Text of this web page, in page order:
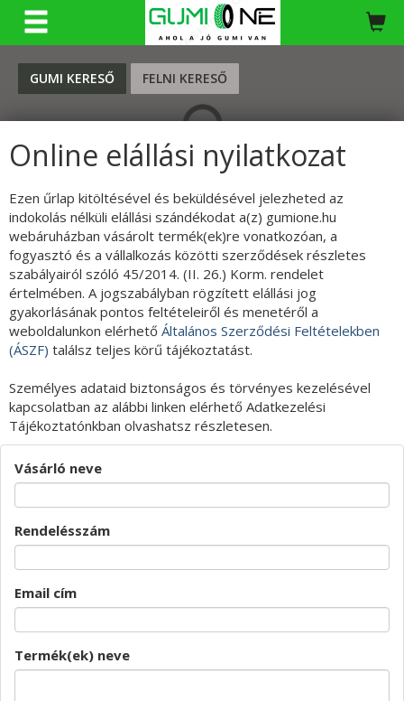
GUMI KERESŐ FELNI KERESŐ
KERESÉS
Online elállási nyilatkozat
Ezen űrlap kitöltésével és beküldésével jelezheted az
indokolás nélküli elállási szándékodat a(z) gumione.hu
webáruházban vásárolt termék(ek)re vonatkozóan, a
fogyasztó és a vállalkozás közötti szerződések részletes
szabályairól szóló 45/2014. (II. 26.) Korm. rendelet
értelmében. A jogszabályban rögzített elállási jog
gyakorlásának pontos feltételeiről és menetéről a
weboldalunkon elérhető Általános Szerződési Feltételekben
(ÁSZF) találsz teljes körű tájékoztatást.
Személyes adataid biztonságos és törvényes kezelésével
kapcsolatban az alábbi linken elérhető Adatkezelési
Tájékoztatónkban olvashatsz részletesen.
Vásárló neve
Rendelésszám
Email cím
Termék(ek) neve